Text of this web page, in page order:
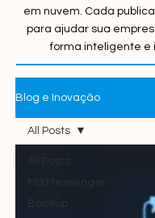
em nuvem. Cada
para ajudar sua
forma inteligente e
Blog e Inovação
All Posts
MIXMessenger
Backup
All Posts